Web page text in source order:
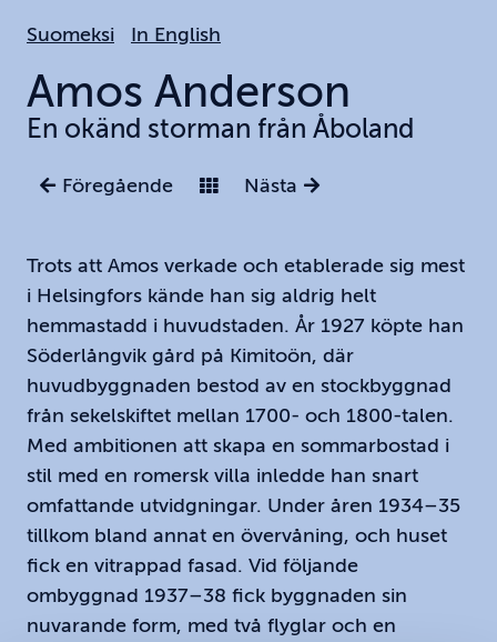
huvudinnehållet
Suomeksi In English
Amos Anderson
En okänd storman från Åboland
Föregående Nästa
Trots att Amos verkade och etablerade sig mest
i Helsingfors kände han sig aldrig helt
hemmastadd i huvudstaden. År 1927 köpte han
Söderlångvik gård på Kimitoön, där
huvudbyggnaden bestod av en stockbyggnad
från sekelskiftet mellan 1700- och 1800-talen.
Med ambitionen att skapa en sommarbostad i
stil med en romersk villa inledde han snart
omfattande utvidgningar. Under åren 1934–35
tillkom bland annat en övervåning, och huset
fick en vitrappad fasad. Vid följande
ombyggnad 1937–38 fick byggnaden sin
nuvarande form, med två flyglar och en